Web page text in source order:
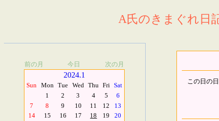
A氏のきまぐれ日
前の月 今日 次の月
2024.1
Sun Mon Tue Wed Thu Fri Sat
1
2 3 4 5
6
7
8 9 10 11 12
13
14
15 16 17 18 19
20
この日の